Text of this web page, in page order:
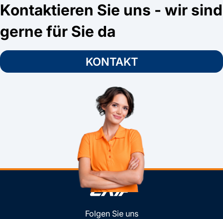
Kontaktieren Sie uns - wir sind
gerne für Sie da
KONTAKT
Folgen Sie uns